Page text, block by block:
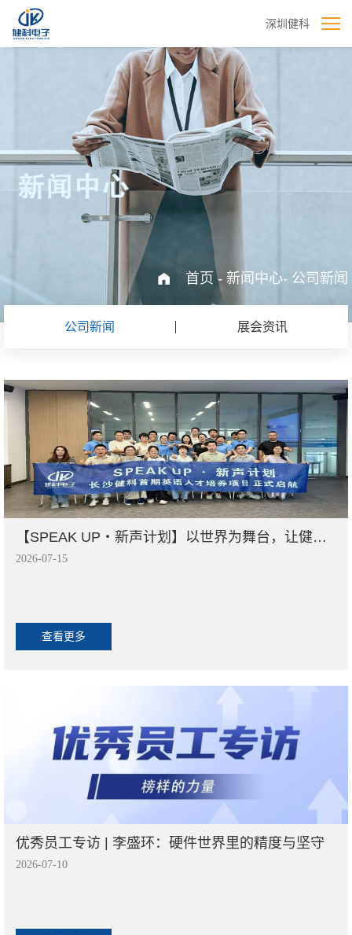
深圳健科
首页- 新闻中心- 公司新闻
公司新闻 展会资讯
【SPEAK UP・新声计划】以世界为舞台，让健科声音传得更远
2026-07-15
查看更多
优秀员工专访 | 李盛环：硬件世界里的精度与坚守
2026-07-10